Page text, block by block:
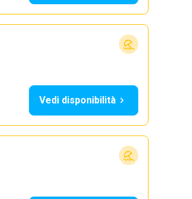
Vedi disponibilità